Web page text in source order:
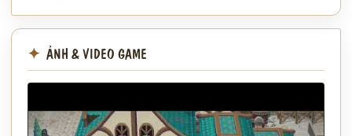
ẢNH & VIDEO GAME